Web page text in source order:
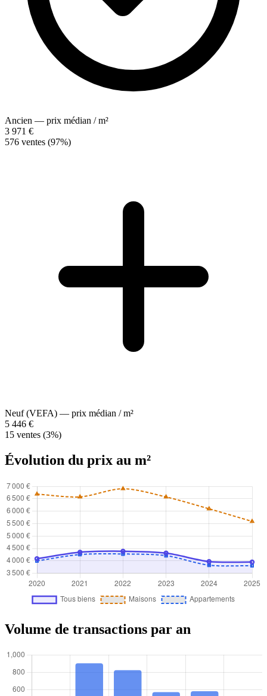
Ancien — prix médian / m²
3 971 €
576 ventes (97%)
Neuf (VEFA) — prix médian / m²
5 446 €
15 ventes (3%)
Évolution du prix au m²
Volume de transactions par an